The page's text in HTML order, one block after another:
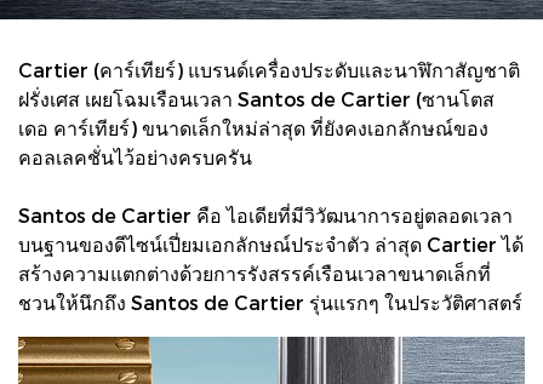
Cartier (คาร์เทียร์) แบรนด์เครื่องประดับและนาฬิกาสัญชาติ
ฝรั่งเศส เผยโฉมเรือนเวลา Santos de Cartier (ซานโตส
เดอ คาร์เทียร์) ขนาดเล็กใหม่ล่าสุด ที่ยังคงเอกลักษณ์ของ
คอลเลคชั่นไว้อย่างครบครัน
Santos de Cartier คือ ไอเดียที่มีวิวัฒนาการอยู่ตลอดเวลา
บนฐานของดีไซน์เปี่ยมเอกลักษณ์ประจำตัว ล่าสุด Cartier ได้
สร้างความแตกต่างด้วยการรังสรรค์เรือนเวลาขนาดเล็กที่
ชวนให้นึกถึง Santos de Cartier รุ่นแรกๆ ในประวัติศาสตร์